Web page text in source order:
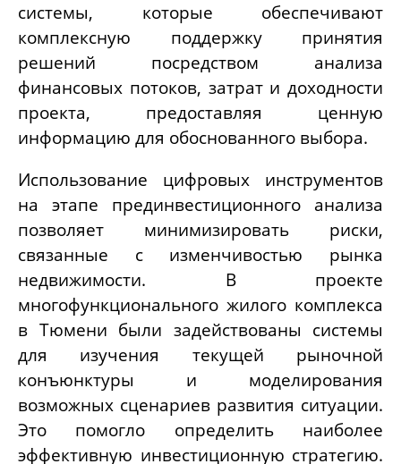
системы, которые обеспечивают
комплексную поддержку принятия
решений посредством анализа
финансовых потоков, затрат и доходности
проекта, предоставляя ценную
информацию для обоснованного выбора.
Использование цифровых инструментов
на этапе прединвестиционного анализа
позволяет минимизировать риски,
связанные с изменчивостью рынка
недвижимости. В проекте
многофункционального жилого комплекса
в Тюмени были задействованы системы
для изучения текущей рыночной
конъюнктуры и моделирования
возможных сценариев развития ситуации.
Это помогло определить наиболее
эффективную инвестиционную стратегию.